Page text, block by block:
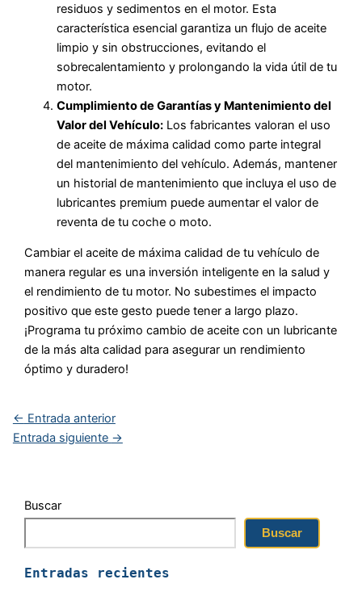
residuos y sedimentos en el motor. Esta
característica esencial garantiza un flujo de aceite
limpio y sin obstrucciones, evitando el
sobrecalentamiento y prolongando la vida útil de tu
motor.
Cumplimiento de Garantías y Mantenimiento del
Valor del Vehículo: Los fabricantes valoran el uso
de aceite de máxima calidad como parte integral
del mantenimiento del vehículo. Además, mantener
un historial de mantenimiento que incluya el uso de
lubricantes premium puede aumentar el valor de
reventa de tu coche o moto.
Cambiar el aceite de máxima calidad de tu vehículo de
manera regular es una inversión inteligente en la salud y
el rendimiento de tu motor. No subestimes el impacto
positivo que este gesto puede tener a largo plazo.
¡Programa tu próximo cambio de aceite con un lubricante
de la más alta calidad para asegurar un rendimiento
óptimo y duradero!
← Entrada anterior
Entrada siguiente →
Buscar
Buscar
Entradas recientes